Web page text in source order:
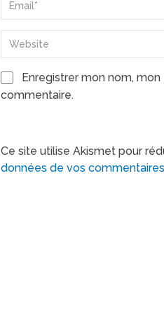
Enregistrer mon nom,
commentaire.
Ce site utilise Akismet pour
données de vos